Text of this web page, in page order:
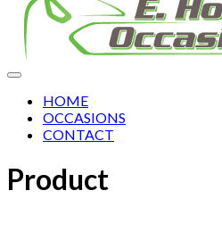
HOME
OCCASIONS
CONTACT
Product